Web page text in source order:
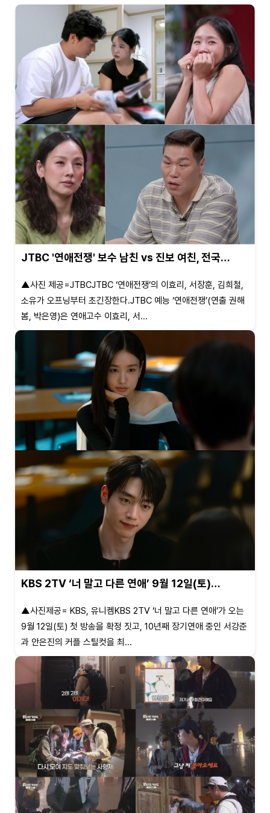
JTBC '연애전쟁' 보수 남친 vs 진보 여친, 전국…
▲사진 제공=JTBCJTBC ‘연애전쟁’의 이효리, 서장훈, 김희철,
소유가 오프닝부터 초긴장한다.JTBC 예능 ‘연애전쟁’(연출 권해
봄, 박은영)은 연애고수 이효리, 서...
KBS 2TV ‘너 말고 다른 연애’ 9월 12일(토)…
▲사진제공= KBS, 유니켐KBS 2TV ‘너 말고 다른 연애’가 오는
9월 12일(토) 첫 방송을 확정 짓고, 10년째 장기연애 중인 서강준
과 안은진의 커플 스틸컷을 최...